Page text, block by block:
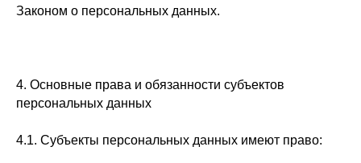
Законом о персональных данных.
4. Основные права и обязанности субъектов
персональных данных
4.1. Субъекты персональных данных имеют право: